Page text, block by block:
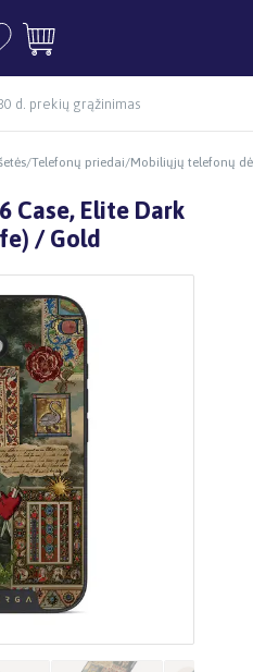
d. prekių grąžinimas
/Telefonų priedai/Mobiliųjų telefonų
Case, Elite Dark
/ Gold